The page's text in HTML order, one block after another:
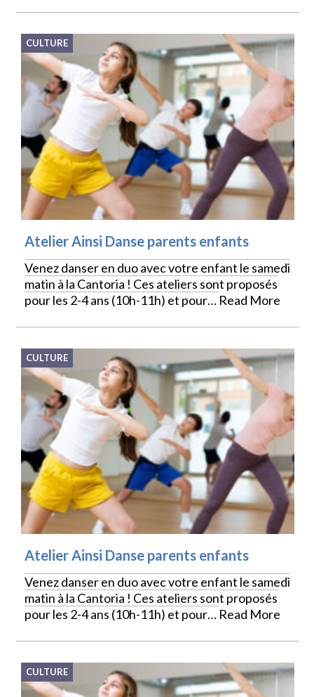
CULTURE
Atelier Ainsi Danse parents enfants
Venez danser en duo avec votre enfant le samedi
matin à la Cantoria ! Ces ateliers sont proposés
pour les 2-4 ans (10h-11h) et pour… Read More
CULTURE
Atelier Ainsi Danse parents enfants
Venez danser en duo avec votre enfant le samedi
matin à la Cantoria ! Ces ateliers sont proposés
pour les 2-4 ans (10h-11h) et pour… Read More
CULTURE